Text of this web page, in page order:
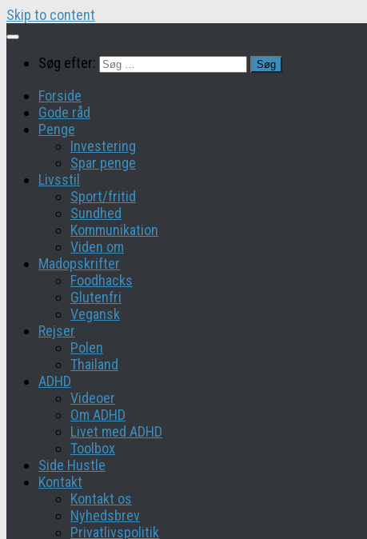
Skip to content
Søg efter:
Forside
Gode råd
Penge
Investering
Spar penge
Livsstil
Sport/fritid
Sundhed
Kommunikation
Viden om
Madopskrifter
Foodhacks
Glutenfri
Vegansk
Rejser
Polen
Thailand
ADHD
Videoer
Om ADHD
Livet med ADHD
Toolbox
Side Hustle
Kontakt
Kontakt os
Nyhedsbrev
Privatlivspolitik